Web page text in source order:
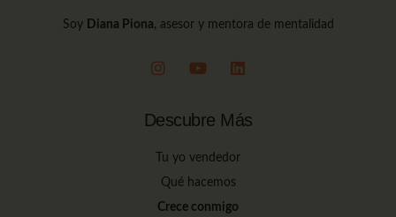
Soy Diana Piona, asesor y mentora de mentalidad
Descubre Más
Tu yo vendedor
Qué hacemos
Crece conmigo